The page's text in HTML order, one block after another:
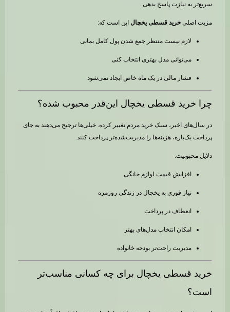
سریع‌تر به نیازت پاسخ بدهی.
مزیت اصلی خرید قسطی یخچال این است که:
لازم نیست منتظر جمع شدن پول کامل بمانی
می‌توانی مدل بهتری انتخاب کنی
فشار مالی در یک ماه خاص ایجاد نمی‌شود
چرا خرید قسطی یخچال این‌قدر محبوب شده؟
در سال‌های اخیر، سبک خرید مردم تغییر کرده. خیلی‌ها ترجیح می‌دهند به جای
پرداخت یک‌باره، هزینه‌ها را مدیریت‌شده‌تر پرداخت کنند.
دلایل محبوبیت:
افزایش قیمت لوازم خانگی
نیاز فوری به یخچال در زندگی روزمره
انعطاف در پرداخت
امکان انتخاب مدل‌های بهتر
مدیریت راحت‌تر بودجه خانواده
خرید قسطی یخچال برای چه کسانی مناسب‌تر
است؟